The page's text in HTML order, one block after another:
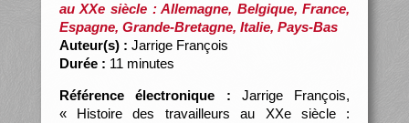
au XXe siècle : Allemagne, Belgique, France,
Espagne, Grande-Bretagne, Italie, Pays-Bas
Auteur(s) : Jarrige François
Durée : 11 minutes
Référence électronique : Jarrige François,
« Histoire des travailleurs au XXe siècle :